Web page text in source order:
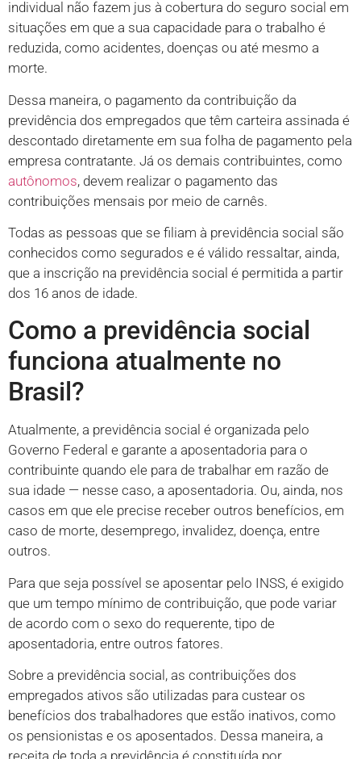
individual não fazem jus à cobertura do seguro social em
situações em que a sua capacidade para o trabalho é
reduzida, como acidentes, doenças ou até mesmo a
morte.
Dessa maneira, o pagamento da contribuição da
previdência dos empregados que têm carteira assinada é
descontado diretamente em sua folha de pagamento pela
empresa contratante. Já os demais contribuintes, como
autônomos, devem realizar o pagamento das
contribuições mensais por meio de carnês.
Todas as pessoas que se filiam à previdência social são
conhecidos como segurados e é válido ressaltar, ainda,
que a inscrição na previdência social é permitida a partir
dos 16 anos de idade.
Como a previdência social
funciona atualmente no
Brasil?
Atualmente, a previdência social é organizada pelo
Governo Federal e garante a aposentadoria para o
contribuinte quando ele para de trabalhar em razão de
sua idade — nesse caso, a aposentadoria. Ou, ainda, nos
casos em que ele precise receber outros benefícios, em
caso de morte, desemprego, invalidez, doença, entre
outros.
Para que seja possível se aposentar pelo INSS, é exigido
que um tempo mínimo de contribuição, que pode variar
de acordo com o sexo do requerente, tipo de
aposentadoria, entre outros fatores.
Sobre a previdência social, as contribuições dos
empregados ativos são utilizadas para custear os
benefícios dos trabalhadores que estão inativos, como
os pensionistas e os aposentados. Dessa maneira, a